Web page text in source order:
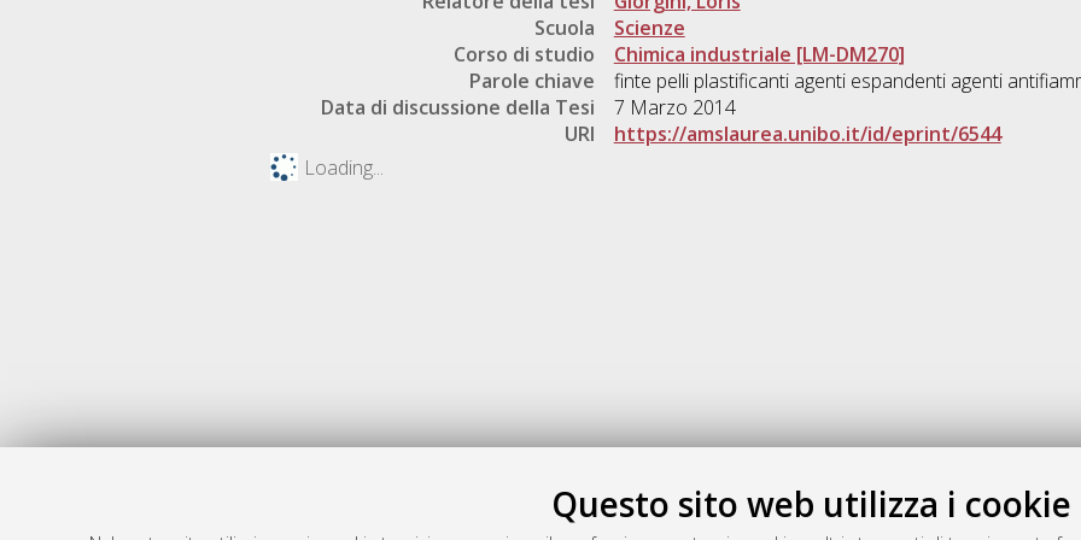
Questo sito web utilizza i cookie
Scuola
Scienze
Corso di studio
Chimica industriale [LM-DM270]
Parole chiave
finte pelli plastificanti agenti espandenti agenti
Data di discussione della Tesi
7 Marzo 2014
URI
https://amslaurea.unibo.it/id/eprint/6544
Loading...
Gestione del documento: